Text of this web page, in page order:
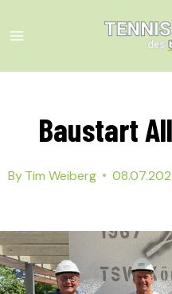
to
Baustart
ByTim Weiberg